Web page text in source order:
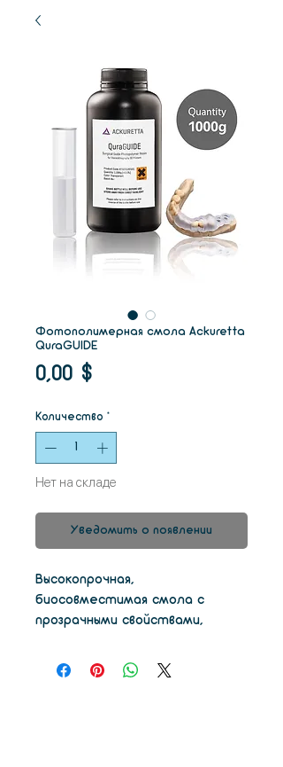
Фотополимерная смола Ackuretta
QuraGUIDE
0,00 $Цена
Количество *
Нет на складе
Уведомить о появлении
Высокопрочная,
биосовместимая смола с
прозрачными свойствами,
хирургические направляющие
для высокой четкости и